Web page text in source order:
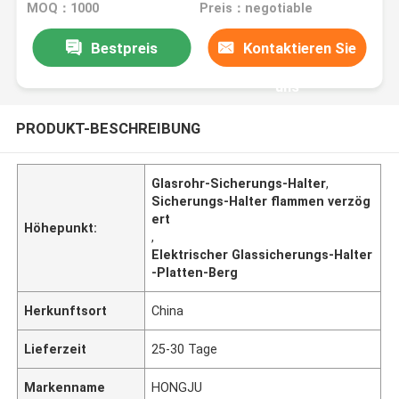
MOQ：1000 Preis：negotiable
Bestpreis Kontaktieren Sie
uns
PRODUKT-BESCHREIBUNG
Höhepunkt:
Glasrohr-Sicherungs-Halter,
Sicherungs-Halter flammen verzög
ert
,
Elektrischer Glassicherungs-Halter
-Platten-Berg
Herkunftsort China
Lieferzeit 25-30 Tage
Markenname HONGJU